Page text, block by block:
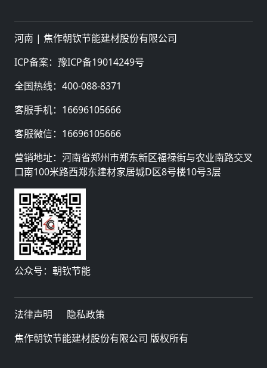
河南 | 焦作朝钦节能建材股份有限公司
ICP备案： 豫ICP备19014249号
全国热线： 400-088-8371
客服手机： 16696105666
客服微信： 16696105666
营销地址：河南省郑州市郑东新区福禄街与农业南路交叉
口南100米路西郑东建材家居城D区8号楼10号3层
公众号：朝钦节能
法律声明
隐私政策
焦作朝钦节能建材股份有限公司 版权所有